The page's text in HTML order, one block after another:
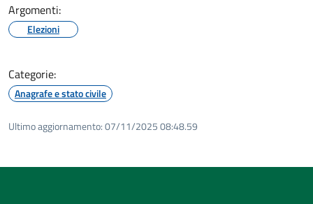
Argomenti:
Elezioni
Categorie:
Anagrafe e stato civile
Ultimo aggiornamento:07/11/2025 08:48.59